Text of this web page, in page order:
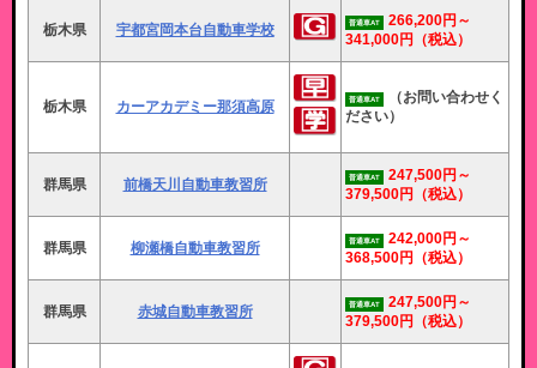
栃木県 宇都宮岡本台自動車学校 普通車AT
266,200円～
341,000円
（税込）
栃木県 カーアカデミー那須高原 普通車AT
（お問い合わせく
ださい）
群馬県 前橋天川自動車教習所 普通車AT
247,500円～
379,500円
（税込）
群馬県 柳瀬橋自動車教習所 普通車AT
242,000円～
368,500円
（税込）
群馬県 赤城自動車教習所 普通車AT
247,500円～
379,500円
（税込）